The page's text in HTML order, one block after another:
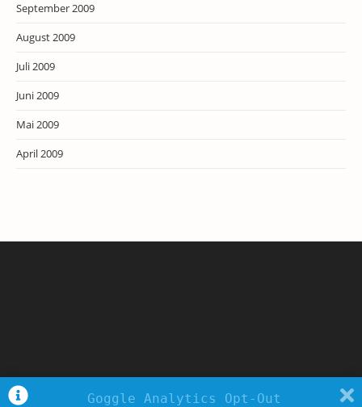
September 2009
August 2009
Juli 2009
Juni 2009
Mai 2009
April 2009
Copyright - WordPress Theme by OceanWP
Goggle Analytics Opt-Out